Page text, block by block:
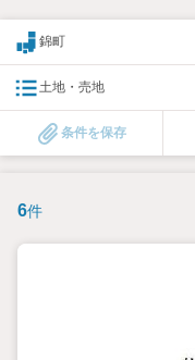
錦町
土地・売地
条件を保存
6件